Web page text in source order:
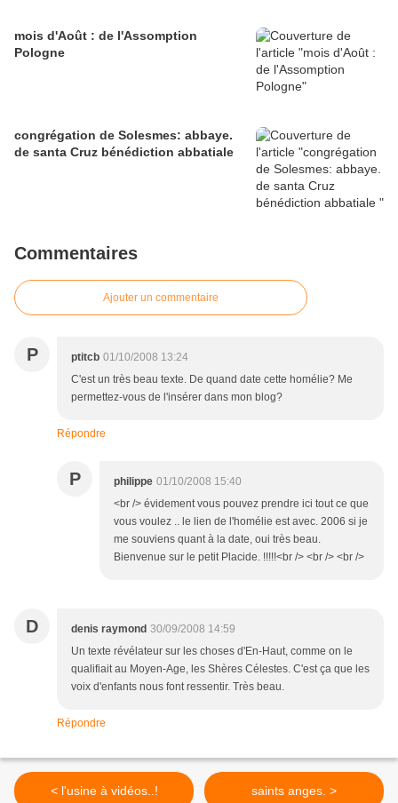
mois d'Août : de l'Assomption
Pologne
congrégation de Solesmes: abbaye.
de santa Cruz bénédiction abbatiale
Commentaires
Ajouter un commentaire
P ptitcb 01/10/2008 13:24
C'est un très beau texte. De quand date cette homélie? Me
permettez-vous de l'insérer dans mon blog?
Répondre
P philippe 01/10/2008 15:40
<br /> évidement vous pouvez prendre ici tout ce que
vous voulez .. le lien de l'homélie est avec. 2006 si je
me souviens quant à la date, oui très beau.
Bienvenue sur le petit Placide. !!!!!<br /> <br /> <br />
D denis raymond 30/09/2008 14:59
Un texte révélateur sur les choses d'En-Haut, comme on le
qualifiait au Moyen-Age, les Shères Célestes. C'est ça que les
voix d'enfants nous font ressentir. Très beau.
Répondre
< l'usine à vidéos..! saints anges. >